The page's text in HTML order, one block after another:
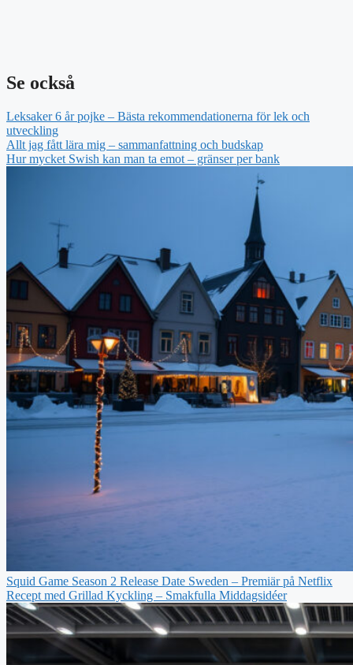
Se också
Leksaker 6 år pojke – Bästa rekommendationerna för lek och
utveckling
Allt jag fått lära mig – sammanfattning och budskap
Hur mycket Swish kan man ta emot – gränser per bank
Squid Game Season 2 Release Date Sweden – Premiär på Netflix
Recept med Grillad Kyckling – Smakfulla Middagsidéer